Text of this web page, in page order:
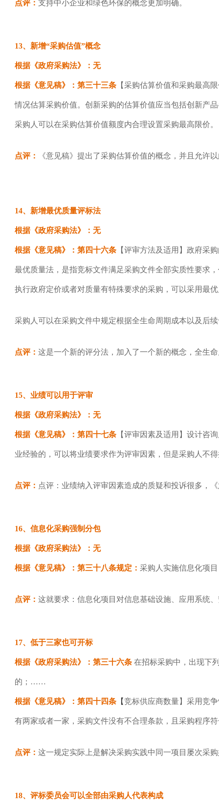
点评： 支持中小企业和绿色环保的概念更加明确。
13、新增“采购估值”概念
根据《政府采购法》：无
根据《意见稿》：第三十三条 【采购估算价值和采购最高
情况估算采购价值。创新采购的估算价值应当包括创新产
采购人可以在采购估算价值额度内合理设置采购最高限价。
点评： 《意见稿》提出了采购估算价值的概念，并且允许
14、新增最优质量评标法
根据《政府采购法》：无
根据《意见稿》：第四十六条 【评审方法及适用】 政府采
最优质量法，是指竞标文件满足采购文件全部实质性要求
执行政府定价或者对质量有特殊要求的采购，可以采用最
采购人可以在采购文件中规定根据全生命周期成本以及后
点评： 这是一个新的评分法，加入了一个新的概念，全生
15、业绩可以用于评审
根据《政府采购法》：无
根据《意见稿》：第四十七条 【评审因素及适用】设计咨
业经验的，可以将业绩要求作为评审因素，但是采购人不
点评： 点评：业绩纳入评审因素造成的质疑和投诉很多，
16、信息化采购强制分包
根据《政府采购法》：无
根据《意见稿》：第三十八条规定： 采购人实施信息化项
点评： 这就要求：信息化项目对信息基础设施、应用系统
17、低于三家也可开标
根据《政府采购法》：第三十六条 在招标采购中，出现下
的；……
根据《意见稿》：第四十四条 【竞标供应商数量】采用竞
有两家或者一家，采购文件没有不合理条款，且采购程序
点评： 这一规定实际上是解决采购实践中同一项目屡次采
18、评标委员会可以全部由采购人代表构成